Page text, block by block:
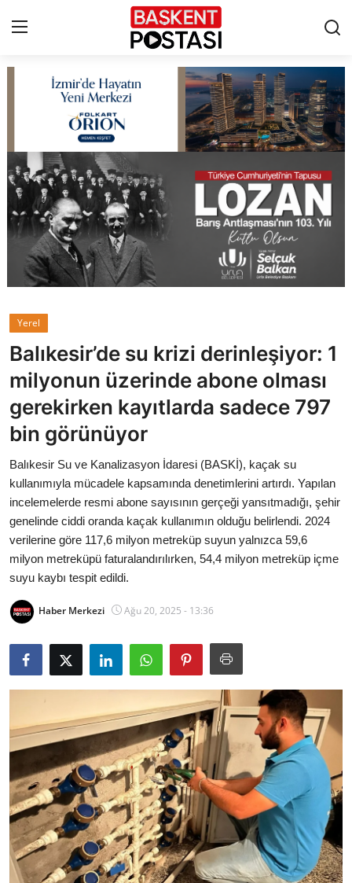
Çerez Politikası
Künye
Ankara
TBMM
Cumhurbaşkanlığı
Bakanlıklar
Siyasi Partiler
Mülki İdare
Toplum ve Yaşam
Sivil Toplum Kuruluşları
Kamu Kurumları ve Üst Kurullar
Resmi Reklamlar
Yerel
Balıkesir’de su krizi derinleşiyor: 1
milyonun üzerinde abone olması
gerekirken kayıtlarda sadece 797
bin görünüyor
Balıkesir Su ve Kanalizasyon İdaresi (BASKİ), kaçak su
kullanımıyla mücadele kapsamında denetimlerini artırdı. Yapılan
incelemelerde resmi abone sayısının gerçeği yansıtmadığı, şehir
genelinde ciddi oranda kaçak kullanımın olduğu belirlendi. 2024
verilerine göre 117,6 milyon metreküp suyun yalnızca 59,6
milyon metreküpü faturalandırılırken, 54,4 milyon metreküp içme
suyu kaybı tespit edildi.
Haber Merkezi Ağu 20, 2025 - 13:36